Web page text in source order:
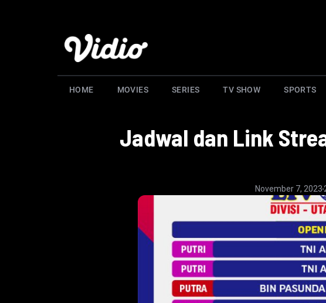
HOME MOVIES SERIES TV SHOW SPORTS
Jadwal dan Link
November 7, 2023